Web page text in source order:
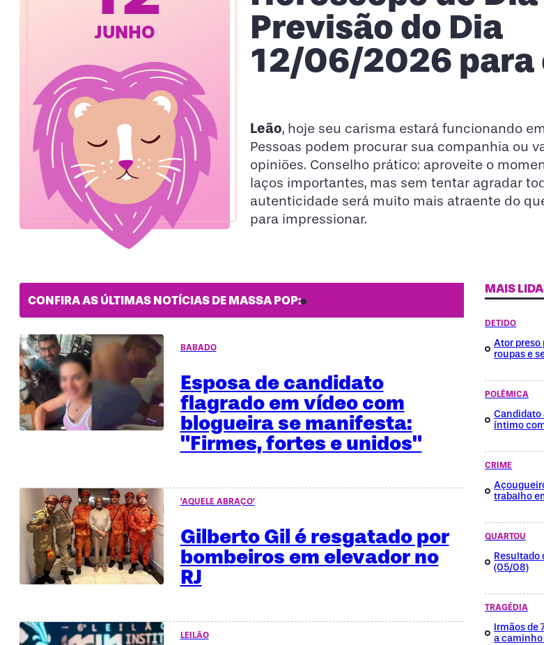
JUNHO
Previsão do Dia
12/06/2026 para
Leão, hoje seu carisma estará funcionando
Pessoas podem procurar sua companhia ou
opiniões. Conselho prático: aproveite o
laços importantes, mas sem tentar agradar
autenticidade será muito mais atraente do
para impressionar.
CONFIRA AS ÚLTIMAS NOTÍCIAS DE MASSA POP:
BABADO
Esposa de candidato
flagrado em vídeo com
blogueira se manifesta:
"Firmes, fortes e unidos"
'AQUELE ABRAÇO'
Gilberto Gil é resgatado por
bombeiros em elevador no
RJ
LEILÃO
MAIS
DETIDO
Ator preso
roupas e
POLÊMICA
Candidato
íntimo
CRIME
trabalho
QUARTOU
Resultado
(05/08)
TRAGÉDIA
Irmãos de
a caminho